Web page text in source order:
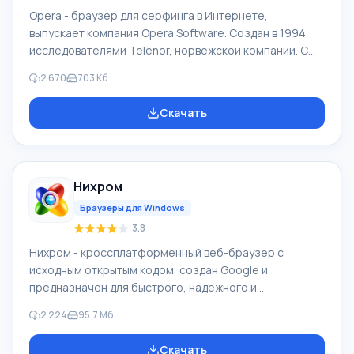
Opera - браузер для серфинга в Интернете,
выпускает компания Opera Software. Создан в 1994
исследователями Telenor, норвежской компании. С
авторами браузера. Рыночная суммарная доля Opera
Mobile и Opera в 04.2012 составила 2,3%. У браузера
Opera высокая скорость работы, он совместимый с
в окне) и функции масштабировани
2 670 703 Кб
Скачать
Нихром
Браузеры для Windows
3.8
Нихром - кроссплатформенный веб-браузер с
исходным открытым кодом, создан Google и
предназначен для быстрого, надёжного и
платформа для веб-приложения. На основе Chromium
создали Google Chrome, и ряд иных веб-
2 224 95.7 Мб
Скачать